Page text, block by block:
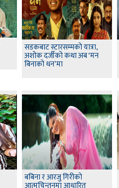
सडकबाट स्टारसम्मको यात्रा,
अशोक दर्जीको कथा अब ‘मन
बिनाको धन’मा
बबिना र आरजु गिरीको